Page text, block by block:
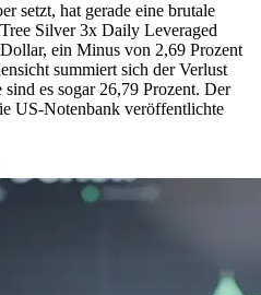
setzt, hat gerade eine brutale
Silver 3x Daily Leveraged
ein Minus von 2,69 Prozent
summiert sich der Verlust
es sogar 26,79 Prozent. Der
US-Notenbank veröffentlichte